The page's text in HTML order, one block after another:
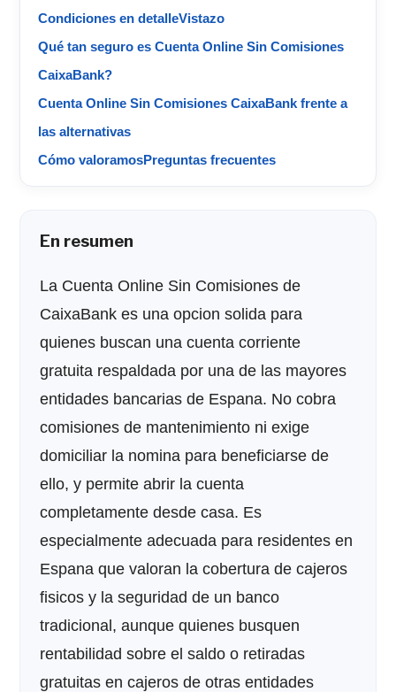
Condiciones en detalleVistazo
Qué tan seguro es Cuenta Online Sin Comisiones
CaixaBank?
Cuenta Online Sin Comisiones CaixaBank frente a
las alternativas
Cómo valoramosPreguntas frecuentes
En resumen
La Cuenta Online Sin Comisiones de
CaixaBank es una opcion solida para
quienes buscan una cuenta corriente
gratuita respaldada por una de las mayores
entidades bancarias de Espana. No cobra
comisiones de mantenimiento ni exige
domiciliar la nomina para beneficiarse de
ello, y permite abrir la cuenta
completamente desde casa. Es
especialmente adecuada para residentes en
Espana que valoran la cobertura de cajeros
fisicos y la seguridad de un banco
tradicional, aunque quienes busquen
rentabilidad sobre el saldo o retiradas
gratuitas en cajeros de otras entidades